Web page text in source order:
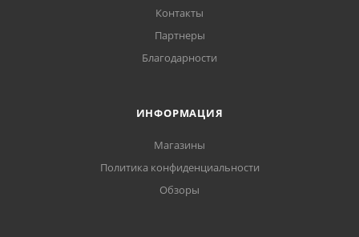
Контакты
Партнеры
Благодарности
ИНФОРМАЦИЯ
Магазины
Политика конфиденциальности
Обзоры